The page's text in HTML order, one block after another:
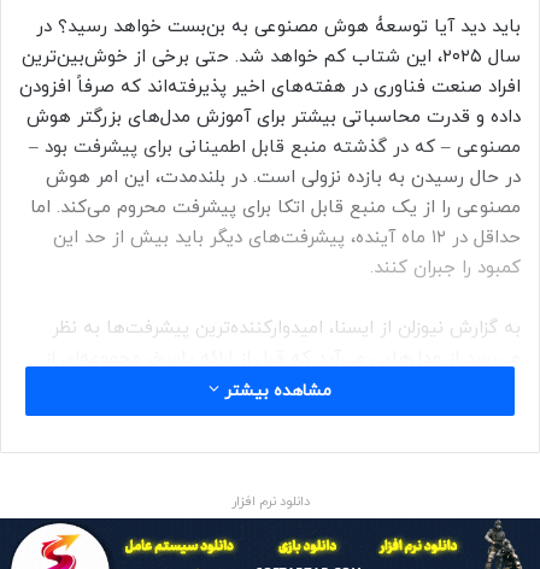
باید دید آیا توسعۀ هوش مصنوعی به بن‌بست خواهد رسید؟ در
سال ۲۰۲۵، این شتاب کم خواهد شد. حتی برخی از خوش‌بین‌ترین
افراد صنعت فناوری در هفته‌های اخیر پذیرفته‌اند که صرفاً افزودن
داده و قدرت محاسباتی بیشتر برای آموزش مدل‌های بزرگتر هوش
مصنوعی – که در گذشته منبع قابل اطمینانی برای پیشرفت بود –
در حال رسیدن به بازده نزولی است. در بلندمدت، این امر هوش
مصنوعی را از یک منبع قابل اتکا برای پیشرفت محروم می‌کند. اما
حداقل در ۱۲ ماه آینده، پیشرفت‌های دیگر باید بیش از حد این
کمبود را جبران کنند.
به گزارش نیوزلن از ایسنا، امیدوارکننده‌ترین پیشرفت‌ها به نظر
مراحل را طی می‌کنند و به آنها اجازه می‌دهد پاسخ‌های اولیه خود
را جستجو و پالایش کنند تا نتایج «منطقی‌تری» ارائه دهند. قابل
بحث است که آیا این واقعاً قابل مقایسه با استدلال انسانی است
همچنان جالب‌ترین پیشرفت از زمان ظهور چت‌بات‌های هوش
مصنوعی به نظر می‌رسند.
مشاهده بیشتر
دانلود نرم افزار